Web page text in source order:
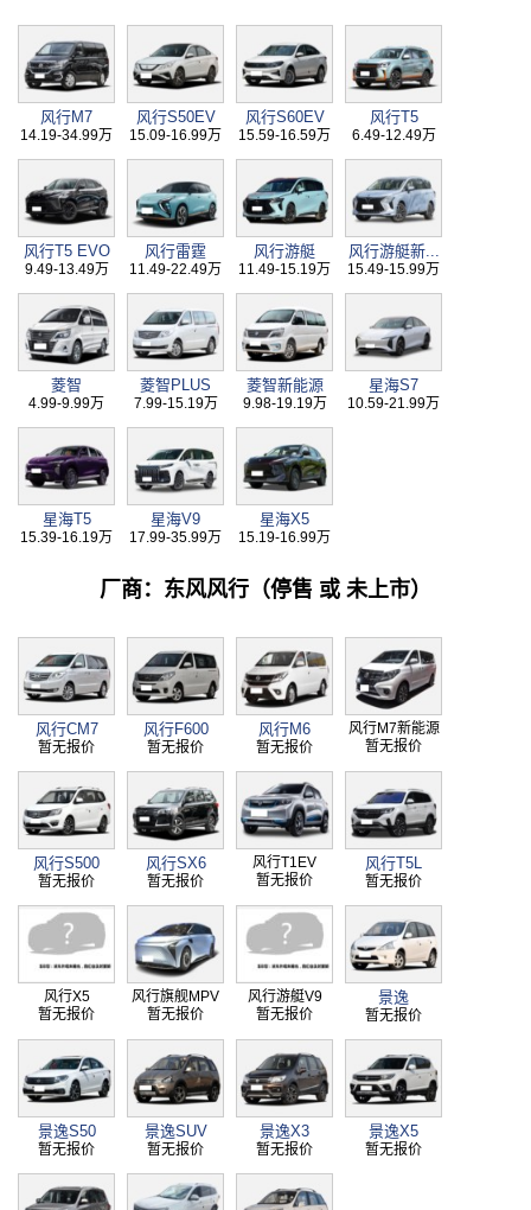
风行M7
14.19-34.99万
风行S50EV
15.09-16.99万
风行S60EV
15.59-16.59万
风行T5
6.49-12.49万
风行T5 EVO
9.49-13.49万
风行雷霆
11.49-22.49万
风行游艇
11.49-15.19万
风行游艇新...
15.49-15.99万
菱智
4.99-9.99万
菱智PLUS
7.99-15.19万
菱智新能源
9.98-19.19万
星海S7
10.59-21.99万
星海T5
15.39-16.19万
星海V9
17.99-35.99万
星海X5
15.19-16.99万
厂商：东风风行（停售 或 未上市）
风行CM7
暂无报价
风行F600
暂无报价
风行M6
暂无报价
风行M7新能源
暂无报价
风行S500
暂无报价
风行SX6
暂无报价
风行T1EV
暂无报价
风行T5L
暂无报价
风行X5
暂无报价
风行旗舰MPV
暂无报价
风行游艇V9
暂无报价
景逸
暂无报价
景逸S50
暂无报价
景逸SUV
暂无报价
景逸X3
暂无报价
景逸X5
暂无报价